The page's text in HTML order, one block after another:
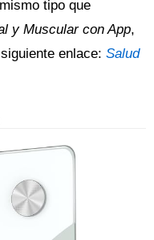
tipo que
y Muscular con App,
enlace: Salud